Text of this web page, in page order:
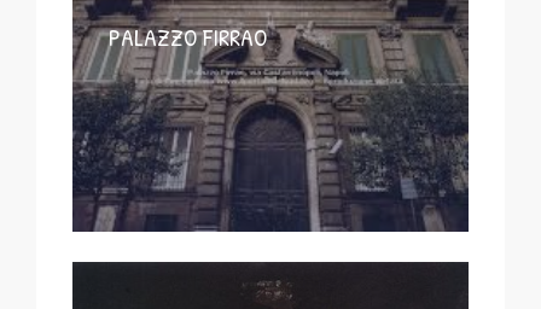
PALAZZO FIRRAO